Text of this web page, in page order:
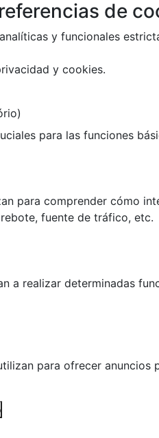
de
y funcionales
y cookies.
para las funciones
para comprender cómo
fuente de tráfico, etc.
a realizar determinadas
para ofrecer